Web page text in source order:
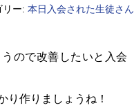
リー: 本日入会された生徒さん
ので改善したいと入会
り作りましょうね！